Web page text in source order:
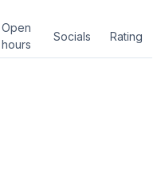
Open
hours
Socials Rating